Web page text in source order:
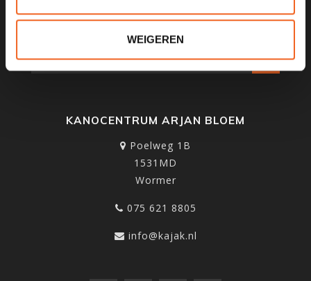
WEIGEREN
SCHRIJF JE IN VOOR ONZE
KANOCENTRUM ARJAN BLOEM
Poelweg 1B
1531MD
Wormer
075 621 8805
info@kajak.nl